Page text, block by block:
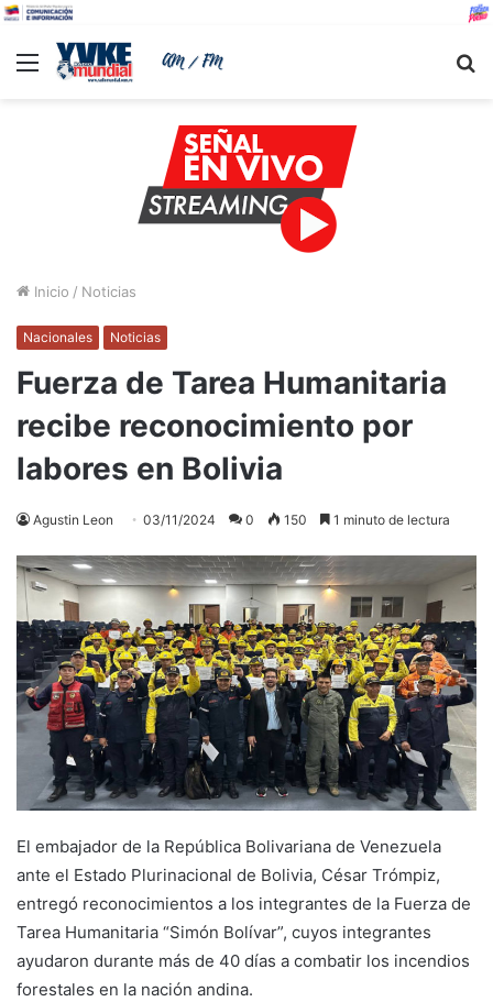
Menu
Inicio / Noticias
Nacionales Noticias
Fuerza de Tarea Humanitaria
recibe reconocimiento por
labores en Bolivia
Agustin Leon 03/11/2024 0 150 1 minuto de lectura
El embajador de la República Bolivariana de Venezuela
ante el Estado Plurinacional de Bolivia, César Trómpiz,
entregó reconocimientos a los integrantes de la Fuerza de
Tarea Humanitaria “Simón Bolívar”, cuyos integrantes
ayudaron durante más de 40 días a combatir los incendios
forestales en la nación andina.